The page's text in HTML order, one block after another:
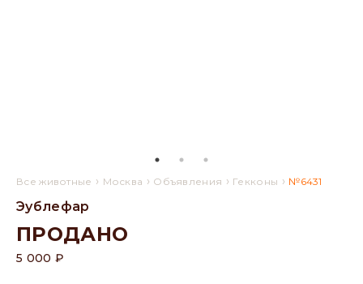
Все животные › Москва › Объявления › Гекконы › №6431
Эублефар
ПРОДАНО
5 000 ₽